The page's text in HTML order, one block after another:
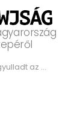
harmadik gyertya is a szarvasi jászol mellett